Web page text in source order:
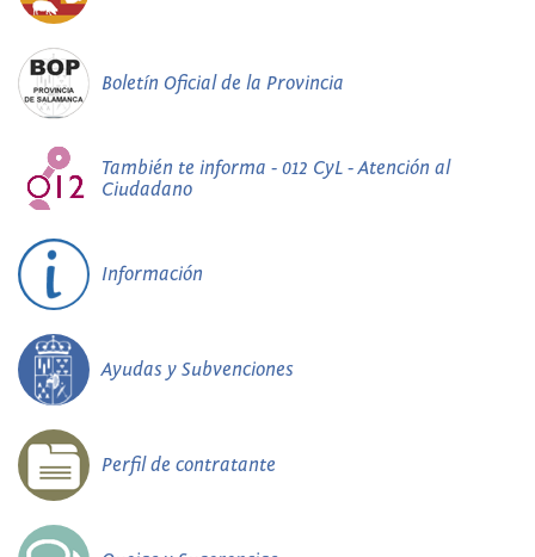
Boletín Oficial de la Provincia
También te informa - 012 CyL - Atención al
Ciudadano
Información
Ayudas y Subvenciones
Perfil de contratante